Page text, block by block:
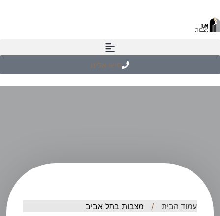
חייגו אלינו
עמוד הבית / מצבות בתל אביב